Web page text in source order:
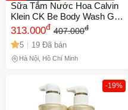
Sữa Tắm Nước Hoa Calvin
Klein CK Be Body Wash Gel
250ml - Hương Thơm Quyến
Rũ, Dưỡng Ẩm Cho Da Mềm
Mại
313.000đ 407.000đ
5 19 Đã bán
Hà Nội, Hồ Chí Minh
-19%